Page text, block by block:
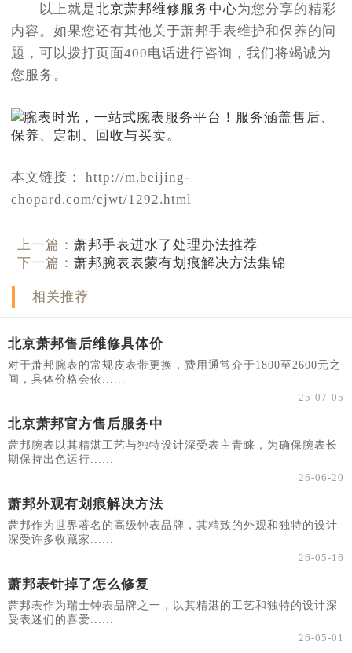
以上就是北京萧邦维修服务中心为您分享的精彩
内容。如果您还有其他关于萧邦手表维护和保养的问
题，可以拨打页面400电话进行咨询，我们将竭诚为
您服务。
本文链接： http://m.beijing-
chopard.com/cjwt/1292.html
上一篇：萧邦手表进水了处理办法推荐
下一篇：萧邦腕表表蒙有划痕解决方法集锦
相关推荐
北京萧邦售后维修具体价
对于萧邦腕表的常规皮表带更换，费用通常介于1800至2600元之
间，具体价格会依......
25-07-05
北京萧邦官方售后服务中
萧邦腕表以其精湛工艺与独特设计深受表主青睐，为确保腕表长
期保持出色运行......
26-06-20
萧邦外观有划痕解决方法
萧邦作为世界著名的高级钟表品牌，其精致的外观和独特的设计
深受许多收藏家......
26-05-16
萧邦表针掉了怎么修复
萧邦表作为瑞士钟表品牌之一，以其精湛的工艺和独特的设计深
受表迷们的喜爱......
26-05-01